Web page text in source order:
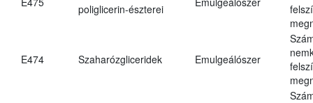
poliglicerin-észterei
E474 Szaharózgliceridek Emulgeálószer